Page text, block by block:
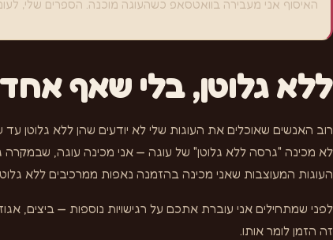
האיסוף אני מעבירה בוואטסאפ כשהעוגה מוכנה. הספרים שלי,
ללא גלוטן, בלי שאף
רוב האנשים שאוכלים את העוגות שלי לא יודעים שהן ללא גלוטן עד
לא מכינה "גרסה ללא גלוטן" של עוגה — אני מכינה עוגה, שבמקרה
העוגות המעוצבות שאני מכינה בהזמנה נאפות ממרכיבים ללא
לפני שמתחילים אני עוברת אתכם על רגישויות נוספות — ביצים,
זה הזמן לומר אותו.